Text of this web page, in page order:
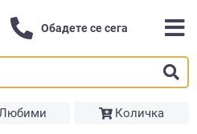
Обадете се сега
Количка